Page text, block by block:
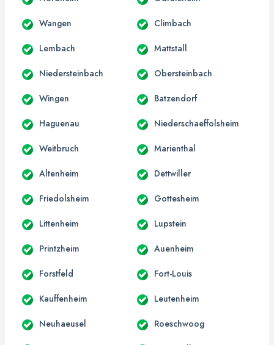
Wangen Climbach
Lembach Mattstall
Niedersteinbach Obersteinbach
Wingen Batzendorf
Haguenau Niederschaeffolsheim
Weitbruch Marienthal
Altenheim Dettwiller
Friedolsheim Gottesheim
Littenheim Lupstein
Printzheim Auenheim
Forstfeld Fort-Louis
Kauffenheim Leutenheim
Neuhaeusel Roeschwoog